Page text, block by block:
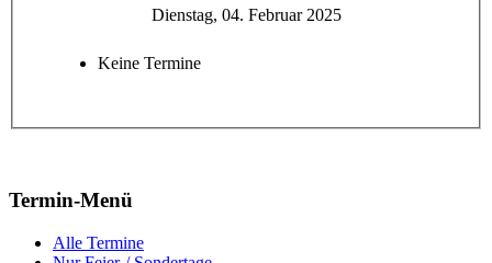
Dienstag, 04. Februar 2025
Keine Termine
Termin-Menü
Alle Termine